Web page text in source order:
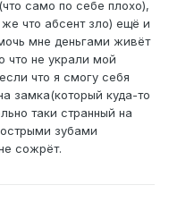
само по себе плохо),
что абсент зло) ещё и
мне деньгами живёт
что не украли мой
что я смогу себя
замка(который куда-то
таки странный на
зубами
сожрёт.